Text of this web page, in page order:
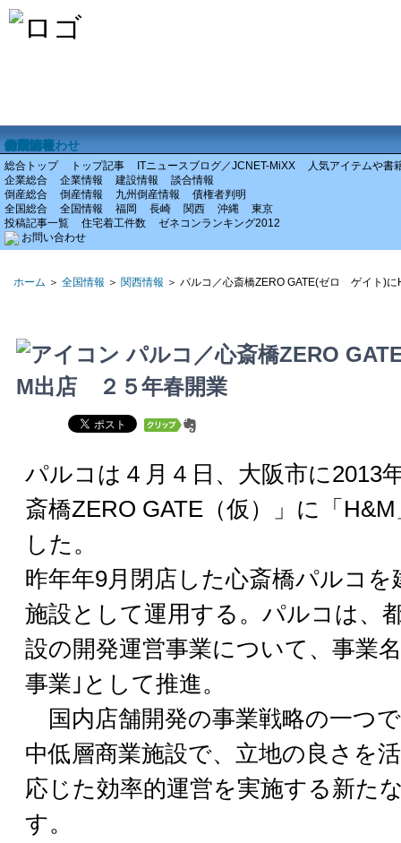
ホーム
企業情報
倒産情報
全国情報
特集記事
お問い合わせ
総合トップ トップ記事 ITニュースブログ／JCNET-MiXX
人気アイテムや書
企業総合
企業情報 建設情報
談合情報
倒産総合
倒産情報 九州倒産情報
債権者判明
全国総合
全国情報 福岡 長崎 関西 沖縄
東京
投稿記事一覧
住宅着工件数
ゼネコンランキング2012
お問い合わせ
ホーム ＞ 全国情報 ＞ 関西情報 ＞ パルコ／心斎橋ZERO GATE(ゼロ ゲイト)
パルコ／心斎橋ZERO
M出店 ２５年春開業
パルコは４月４日、大阪市に2013
斎橋ZERO GATE（仮）」に「
した。
昨年年9月閉店した心斎橋パルコ
施設として運用する。パルコは、
設の開発運営事業について、事業
事業｣として推進。
国内店舗開発の事業戦略の一つ
中低層商業施設で、立地の良さを
応じた効率的運営を実施する新た
す。